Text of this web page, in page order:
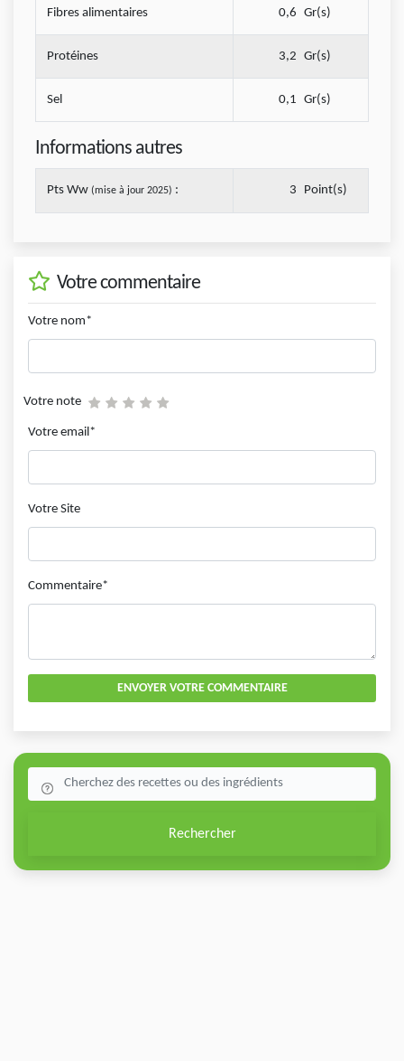
Fibres alimentaires 0,6 Gr(s)
Protéines 3,2 Gr(s)
Sel 0,1 Gr(s)
Informations autres
Pts Ww (mise à jour 2025) : 3 Point(s)
Votre commentaire
Votre nom*
Votre note
Votre email*
Votre Site
Commentaire*
ENVOYER VOTRE COMMENTAIRE
Rechercher